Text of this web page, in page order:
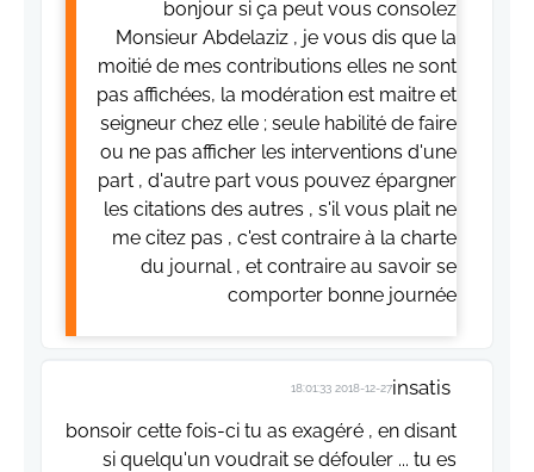
bonjour si ça peut vous consolez
Monsieur Abdelaziz , je vous dis que la
moitié de mes contributions elles ne sont
pas affichées, la modération est maitre et
seigneur chez elle ; seule habilité de faire
ou ne pas afficher les interventions d'une
part , d'autre part vous pouvez épargner
les citations des autres , s'il vous plait ne
me citez pas , c'est contraire à la charte
du journal , et contraire au savoir se
comporter bonne journée
insatis
2018-12-27 18:01:33
bonsoir cette fois-ci tu as exagéré , en disant
si quelqu'un voudrait se défouler ... tu es